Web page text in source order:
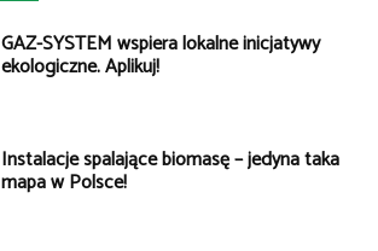
GAZ-SYSTEM wspiera lokalne inicjatywy
ekologiczne. Aplikuj!
Instalacje spalające biomasę – jedyna taka
mapa w Polsce!